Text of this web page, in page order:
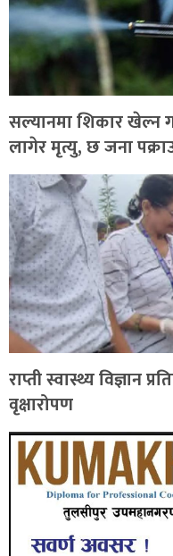
सल्यानमा शिकार खेल्न
लागेर मृत्यु, छ जना
राप्ती स्वास्थ्य विज्ञान
वृक्षारोपण